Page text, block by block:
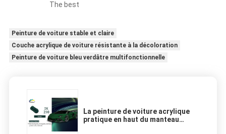
The best
Peinture de voiture stable et claire
Couche acrylique de voiture résistante à la décoloration
Peinture de voiture bleu verdâtre multifonctionnelle
La peinture de voiture acrylique
pratique en haut du manteau